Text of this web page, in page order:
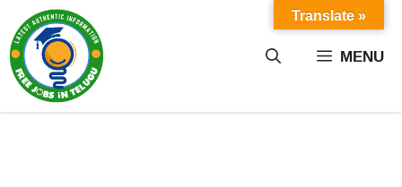
content MENU
Translate »